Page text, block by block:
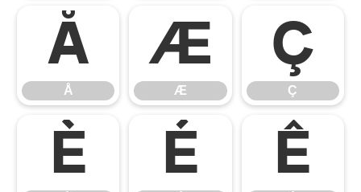
Å
Å
Æ
Æ
Ç
Ç
È É Ê